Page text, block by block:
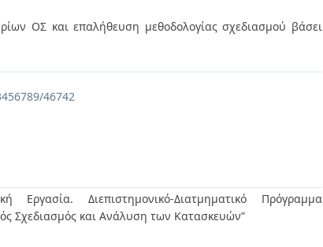
ΟΣ και επαλήθευση μεθοδολογίας σχεδιασμού βάσει
46742
Εργασία. Διεπιστημονικό-Διατμηματικό Πρόγραμμα
Σχεδιασμός και Ανάλυση των Κατασκευών”